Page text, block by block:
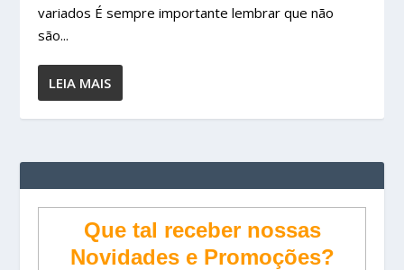
variados É sempre importante lembrar que não
são...
LEIA MAIS
Que tal receber nossas
Novidades e Promoções?